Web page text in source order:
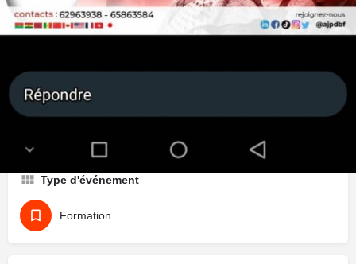
Type d'événement
Formation